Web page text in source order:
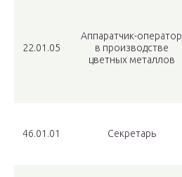
22.01.05
Аппаратчик-оператор
в производстве
цветных металлов
46.01.01 Секретарь